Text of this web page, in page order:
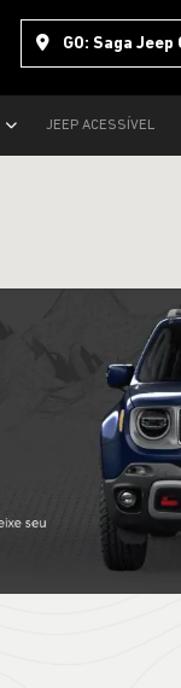
GO: Saga Jeep
JEEP ACESSÍVEL